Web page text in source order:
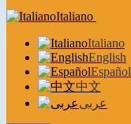
Italiano
Italiano
English
Español
中文
عربى